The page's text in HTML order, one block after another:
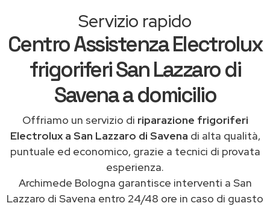
Servizio rapido
Centro Assistenza Electrolux
frigoriferi San Lazzaro di
Savena a domicilio
Offriamo un servizio di riparazione frigoriferi
Electrolux a San Lazzaro di Savena di alta qualità,
puntuale ed economico, grazie a tecnici di provata
esperienza.
Archimede Bologna garantisce interventi a San
Lazzaro di Savena entro 24/48 ore in caso di guasto